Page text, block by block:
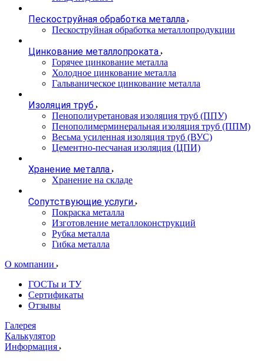
Пескоструйная обработка металла
Пескоструйная обработка металлопродукции
Цинкование металлопроката
Горячее цинкование металла
Холодное цинкование металла
Гальваническое цинкование металла
Изоляция труб
Пенополиуретановая изоляция труб (ППУ)
Пенополимерминеральная изоляция труб (ППМ)
Весьма усиленная изоляция труб (ВУС)
Цементно-песчаная изоляция (ЦПИ)
Хранение металла
Хранение на складе
Сопутствующие услуги
Покраска металла
Изготовление металлоконструкций
Рубка металла
Гибка металла
О компании
ГОСТы и ТУ
Сертификаты
Отзывы
Галерея
Калькулятор
Информация